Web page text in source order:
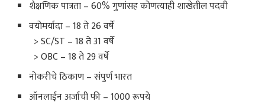
शैक्षणिक पात्रता – 60% गुणांसह कोणत्याही शाखेतील पदवी
वयोमर्यादा – 18 ते 26 वर्षे
> SC/ST – 18 ते 31 वर्षे
> OBC – 18 ते 29 वर्षे
नोकरीचे ठिकाण – संपुर्ण भारत
ऑनलाईन अर्जाची फी – 1000 रूपये